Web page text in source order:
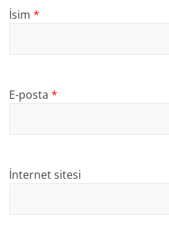
İsim*
E-posta*
İnternet sitesi